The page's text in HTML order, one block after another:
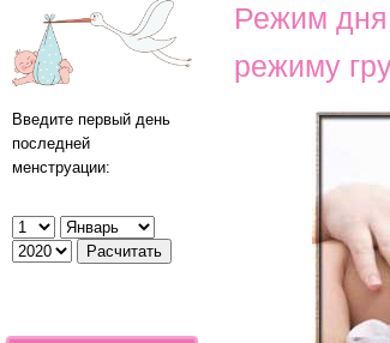
Режим дня
режиму
Введите первый день
последней
менструации: